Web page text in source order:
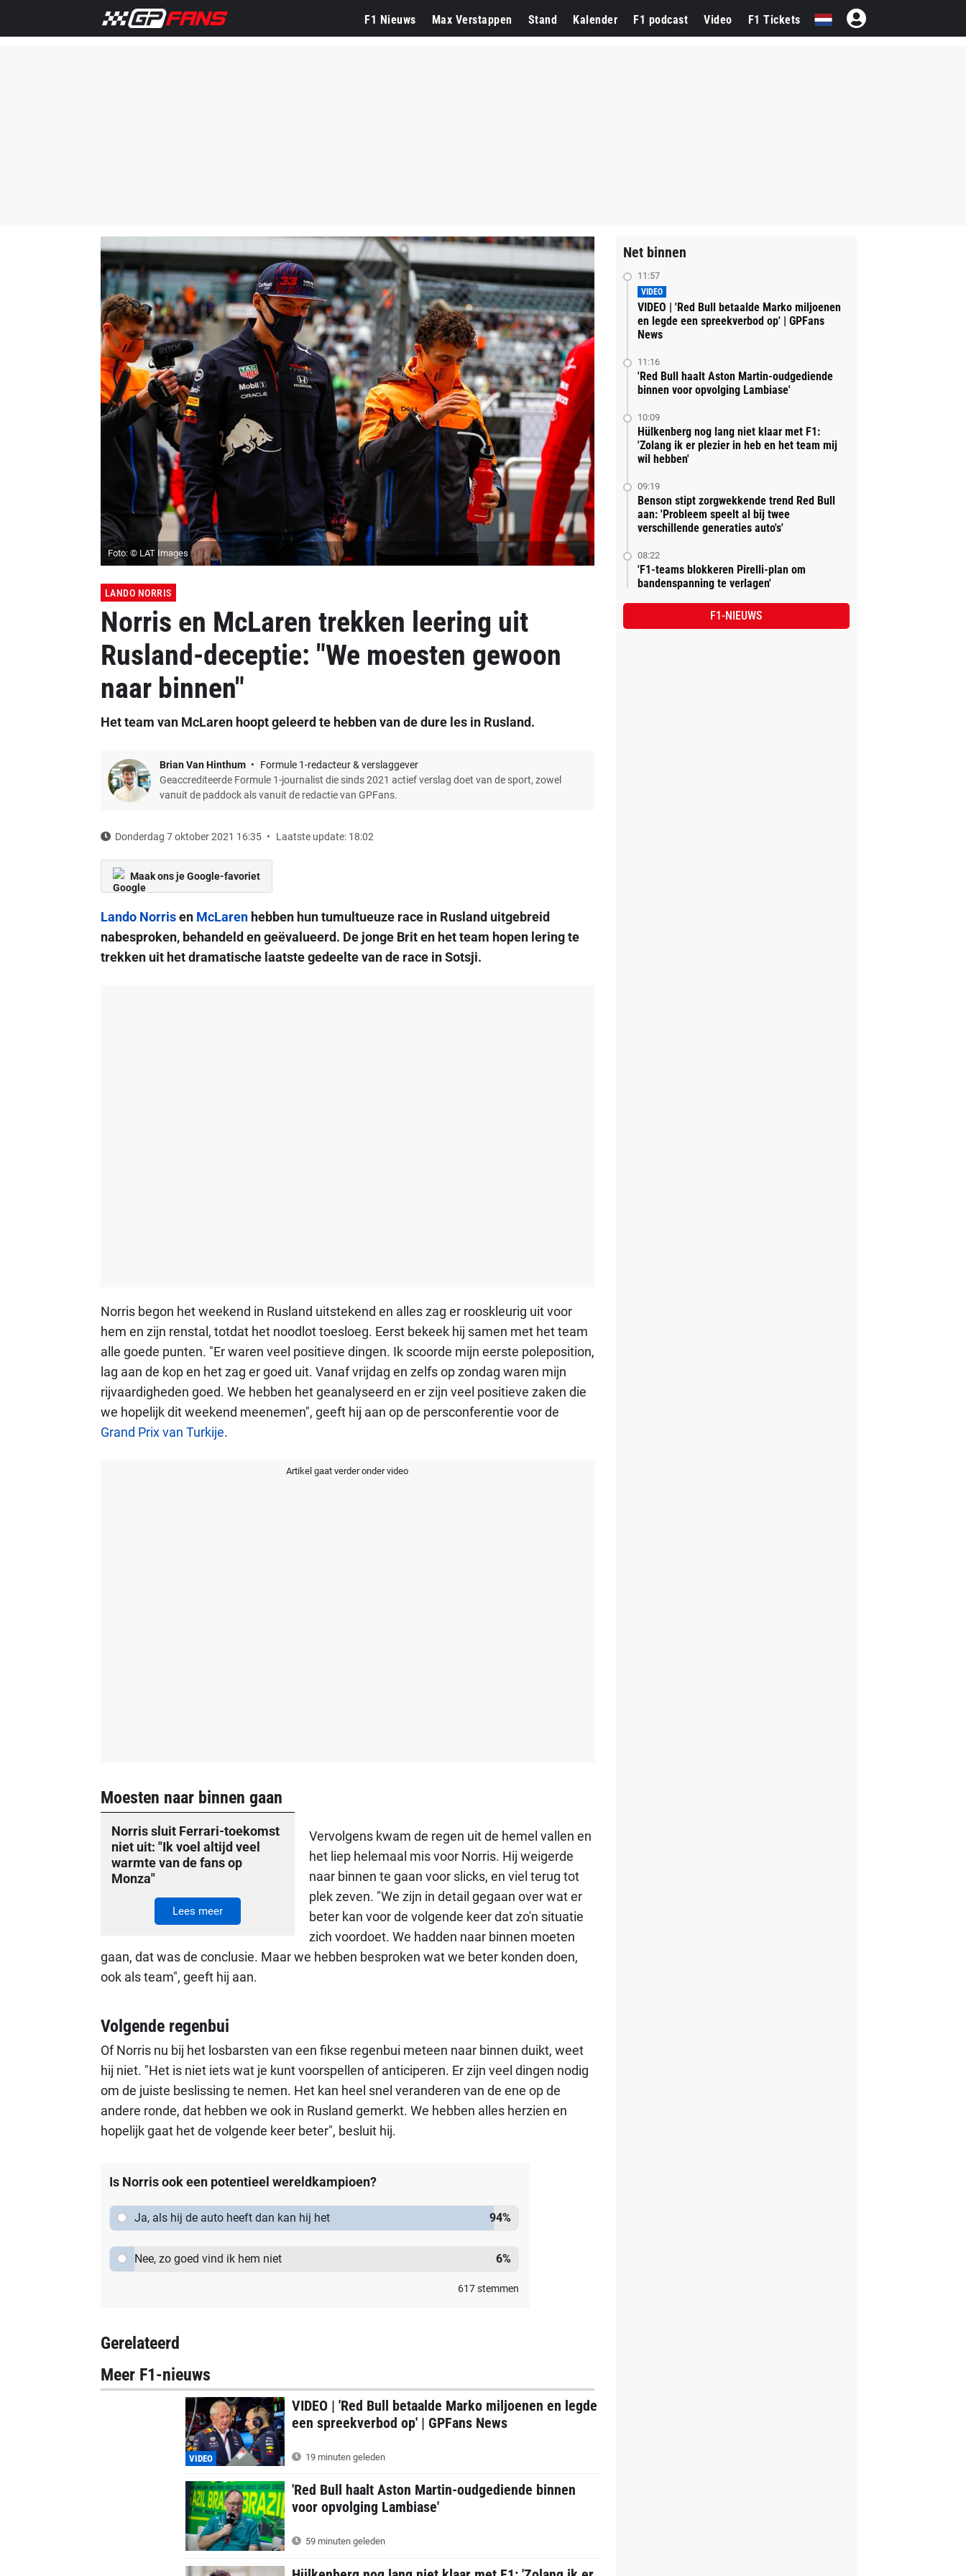
F1 Nieuws Max Verstappen Stand Kalender F1 podcast Video F1 Tickets
Foto: © LAT Images
LANDO NORRIS
Norris en McLaren trekken leering uit
Rusland-deceptie: "We moesten gewoon
naar binnen"
Het team van McLaren hoopt geleerd te hebben van de dure les in Rusland.
Brian Van Hinthum
Formule 1-redacteur & verslaggever
Geaccrediteerde Formule 1-journalist die sinds 2021 actief verslag doet van de sport, zowel
vanuit de paddock als vanuit de redactie van GPFans.
Donderdag 7 oktober 2021 16:35 Laatste update: 18:02
Maak ons je Google-favoriet
Lando Norrisen McLarenhebben hun tumultueuze race in Rusland uitgebreid
nabesproken, behandeld en geëvalueerd. De jonge Brit en het team hopen lering te
trekken uit het dramatische laatste gedeelte van de race in Sotsji.
Norris begon het weekend in Rusland uitstekend en alles zag er rooskleurig uit voor
hem en zijn renstal, totdat het noodlot toesloeg. Eerst bekeek hij samen met het team
alle goede punten. "Er waren veel positieve dingen. Ik scoorde mijn eerste poleposition,
lag aan de kop en het zag er goed uit. Vanaf vrijdag en zelfs op zondag waren mijn
rijvaardigheden goed. We hebben het geanalyseerd en er zijn veel positieve zaken die
we hopelijk dit weekend meenemen", geeft hij aan op de persconferentie voor de
Grand Prix van Turkije.
Artikel gaat verder onder video
Moesten naar binnen gaan
Norris sluit Ferrari-toekomst
niet uit: "Ik voel altijd veel
warmte van de fans op
Monza"
Lees meer
Vervolgens kwam de regen uit de hemel vallen en
het liep helemaal mis voor Norris. Hij weigerde
naar binnen te gaan voor slicks, en viel terug tot
plek zeven. "We zijn in detail gegaan over wat er
beter kan voor de volgende keer dat zo'n situatie
zich voordoet. We hadden naar binnen moeten
gaan, dat was de conclusie. Maar we hebben besproken wat we beter konden doen,
ook als team", geeft hij aan.
Volgende regenbui
Of Norris nu bij het losbarsten van een fikse regenbui meteen naar binnen duikt, weet
hij niet. "Het is niet iets wat je kunt voorspellen of anticiperen. Er zijn veel dingen nodig
om de juiste beslissing te nemen. Het kan heel snel veranderen van de ene op de
andere ronde, dat hebben we ook in Rusland gemerkt. We hebben alles herzien en
hopelijk gaat het de volgende keer beter", besluit hij.
Is Norris ook een potentieel wereldkampioen?
Ja, als hij de auto heeft dan kan hij het 94%
Nee, zo goed vind ik hem niet 6%
617stemmen
Gerelateerd
Meer F1-nieuws
VIDEO
VIDEO | 'Red Bull betaalde Marko miljoenen en legde
een spreekverbod op' | GPFans News
19 minuten geleden
'Red Bull haalt Aston Martin-oudgediende binnen
voor opvolging Lambiase'
59 minuten geleden
Net binnen
11:57
VIDEO
VIDEO | 'Red Bull betaalde Marko miljoenen
en legde een spreekverbod op' | GPFans
News
11:16
'Red Bull haalt Aston Martin-oudgediende
binnen voor opvolging Lambiase'
10:09
Hülkenberg nog lang niet klaar met F1:
'Zolang ik er plezier in heb en het team mij
wil hebben'
09:19
Benson stipt zorgwekkende trend Red Bull
aan: 'Probleem speelt al bij twee
verschillende generaties auto's'
08:22
'F1-teams blokkeren Pirelli-plan om
bandenspanning te verlagen'
F1-NIEUWS